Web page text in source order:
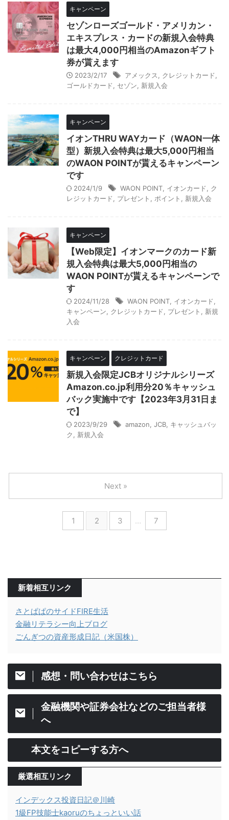
キャンペーン
セゾンローズゴールド・アメリカン・
エキスプレス・カードの新規入会特典
は最大4,000円相当のAmazonギフト
券が貰えます
2023/2/17 アメックス クレジットカード
ゴールドカード
セゾン 新規入会
キャンペーン
イオンTHRU WAYカード（WAON一体
型）新規入会特典は最大5,000円相当
のWAON POINTが貰えるキャンペーン
です
2024/1/9 WAON POINT イオンカード
ク
レジットカード
プレゼント ポイント 新規入会
キャンペーン
【Web限定】イオンマークのカード新
規入会特典は最大5,000円相当の
WAON POINTが貰えるキャンペーンで
す
2024/11/28 WAON POINT イオンカード
キャンペーン
クレジットカード プレゼント
新規
入会
キャンペーン クレジットカード
新規入会限定JCBオリジナルシリーズ
Amazon.co.jp利用分20％キャッシュ
バック実施中です【2023年3月31日ま
で】
2023/9/29 amazon JCB キャッシュバッ
ク
新規入会
1 2 3 … 7
Next »
新着相互リンク
さとぱぱのサイドFIRE生活
金融リテラシー向上ブログ
ごんぎつの資産形成日記（米国株）
感想・問い合わせはこちら
金融機関や証券会社などのご担当者様
へ
本文をコピーする方へ
厳選相互リンク
インデックス投資日記＠川崎
1級FP技能士kaoruのちょっといい話